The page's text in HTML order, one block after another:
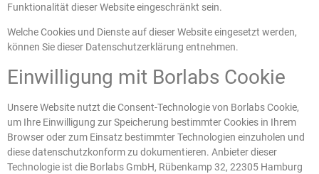
Funktionalität dieser Website eingeschränkt sein.
Welche Cookies und Dienste auf dieser Website eingesetzt werden,
können Sie dieser Datenschutzerklärung entnehmen.
Einwilligung mit Borlabs Cookie
Unsere Website nutzt die Consent-Technologie von Borlabs Cookie,
um Ihre Einwilligung zur Speicherung bestimmter Cookies in Ihrem
Browser oder zum Einsatz bestimmter Technologien einzuholen und
diese datenschutzkonform zu dokumentieren. Anbieter dieser
Technologie ist die Borlabs GmbH, Rübenkamp 32, 22305 Hamburg